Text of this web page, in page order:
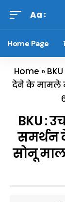
Aa
Home Page
Home »
देने के मामले
BKU :
समर्थन
सोनू